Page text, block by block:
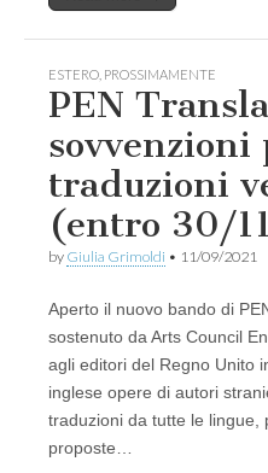
ESTERO PROSSIMAMENTE
PEN
sovvenzioni
traduzioni
(entro 30/
by Giulia Grimoldi • 11/09/2021
Aperto il nuovo bando di
sostenuto da Arts Council
agli editori del Regno Unito
inglese opere di autori
traduzioni da tutte le lingue,
proposte…